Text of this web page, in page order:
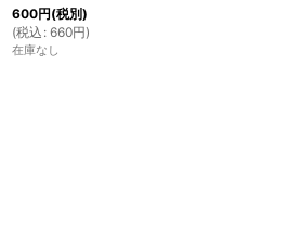
600円(税別)
(税込 : 660円)
在庫なし